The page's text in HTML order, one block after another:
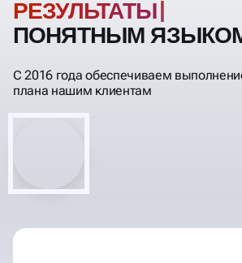
ПОНЯТНЫМ
С 2016 года обеспечиваем
плана нашим клиентам